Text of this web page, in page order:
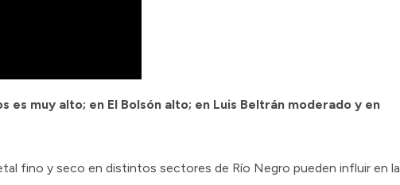
es muy alto; en El Bolsón alto; en Luis Beltrán moderado y en
fino y seco en distintos sectores de Río Negro pueden influir en la